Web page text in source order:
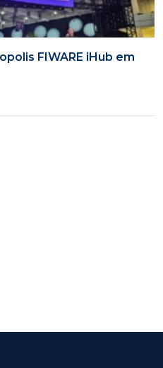
FIWARE iHub em